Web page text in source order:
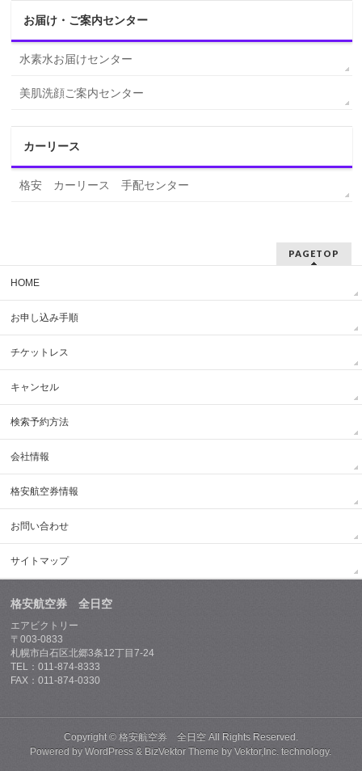
お届け・ご案内センター
水素水お届けセンター
美肌洗顔ご案内センター
カーリース
格安 カーリース 手配センター
PAGETOP
HOME
お申し込み手順
チケットレス
キャンセル
検索予約方法
会社情報
格安航空券情報
お問い合わせ
サイトマップ
格安航空券 全日空
エアビクトリー
〒003-0833
札幌市白石区北郷3条12丁目7-24
TEL：011-874-8333
FAX：011-874-0330
Copyright © 格安航空券 全日空All Rights Reserved.
Powered byWordPress & BizVektor Theme byVektor,Inc. technology.